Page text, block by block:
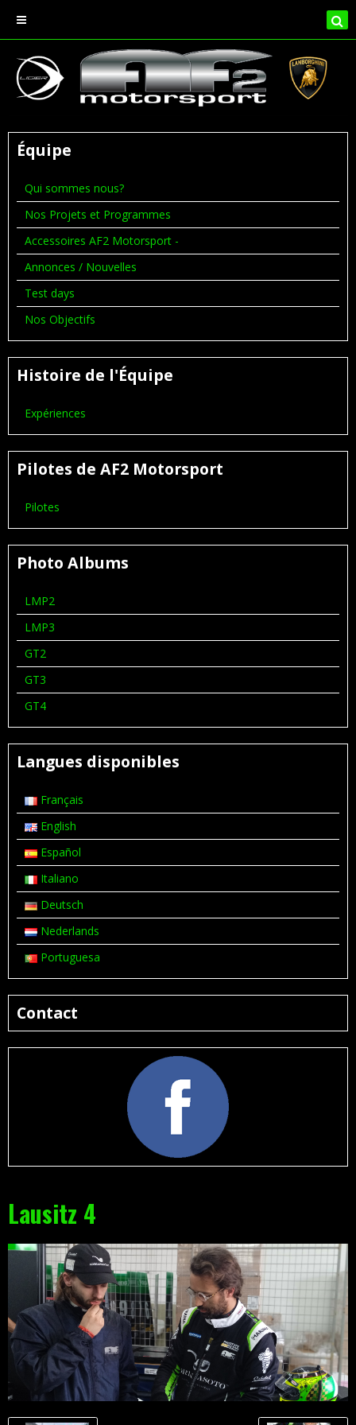
Lausitz 4
Équipe
Qui sommes nous?
Nos Projets et Programmes
Accessoires AF2 Motorsport -
Annonces / Nouvelles
Test days
Nos Objectifs
Histoire de l'Équipe
Expériences
Pilotes de AF2 Motorsport
Pilotes
Photo Albums
LMP2
LMP3
GT2
GT3
GT4
Langues disponibles
Français
English
Español
Italiano
Deutsch
Nederlands
Portuguesa
Contact